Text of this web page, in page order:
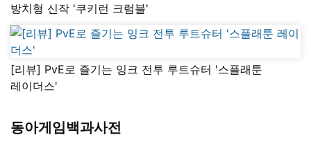
방치형 신작 '쿠키런 크럼블'
[리뷰] PvE로 즐기는 잉크 전투 루트슈터 '스플래툰
레이더스'
동아게임백과사전